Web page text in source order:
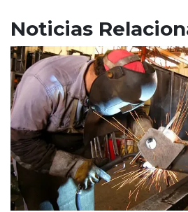
Noticias